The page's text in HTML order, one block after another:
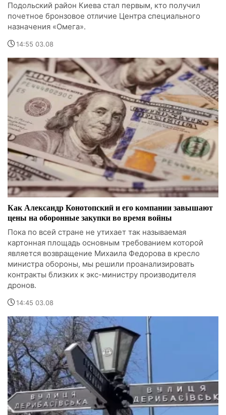
Подольский район Киева стал первым, кто получил
почетное бронзовое отличие Центра специального
назначения «Омега».
14:55 03.08
Как Александр Конотопский и его компании завышают
цены на оборонные закупки во время войны
Пока по всей стране не утихает так называемая
картонная площадь основным требованием которой
является возвращение Михаила Федорова в кресло
министра обороны, мы решили проанализировать
контракты близких к экс-министру производителя
дронов.
14:45 03.08